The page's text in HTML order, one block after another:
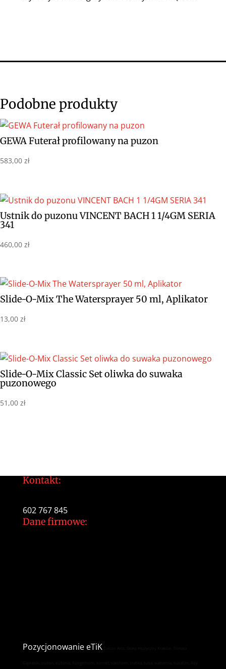
Podobne produkty
GEWA Futerał profilowany na puzon
583,00 zł
Ustnik do puzonu VINCENT BACH 1 1/4GM SERIA
341
460,00 zł
Slide-O-Mix The Watersprayer 50 ml, Aplikator
13,00 zł
Slide-O-Mix Classic Set oliwka do suwaka
puzonowego
51,00 zł
Kontakt:
602 767 845
Dane firmowe:
Pozycjonowanie eTiK